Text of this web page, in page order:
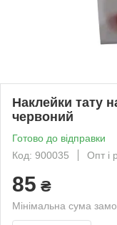
Наклейки тату
червоний
Готово до відправки
Код: 900035
Опт і
85 ₴
Мінімальна сума